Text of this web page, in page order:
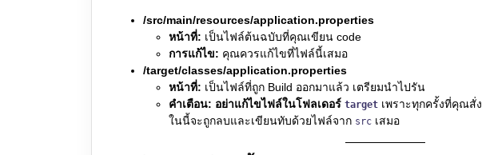
/src/main/resources/application.properties
หน้าที่: เป็นไฟล์ต้นฉบับที่คุณเขียน code
การแก้ไข: คุณควรแก้ไขที่ไฟล์นี้เสมอ
/target/classes/application.properties
หน้าที่: เป็นไฟล์ที่ถูก Build ออกมาแล้ว เตรียมนำไปรัน
คำเตือน: อย่าแก้ไขไฟล์ในโฟลเดอร์ target เพราะทุกครั้งที่คุณสั่ง
ในนี้จะถูกลบและเขียนทับด้วยไฟล์จาก src เสมอ